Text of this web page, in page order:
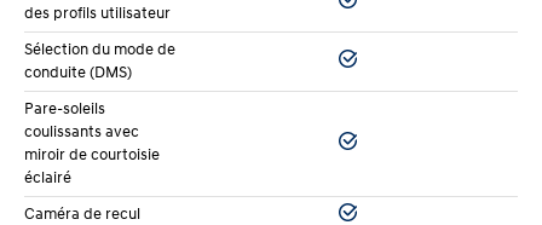
des profils utilisateur
Sélection du mode de
conduite (DMS)
Pare-soleils
coulissants avec
miroir de courtoisie
éclairé
Caméra de recul